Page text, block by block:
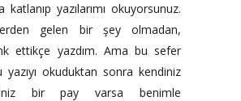
katlanıp yazılarımı okuyorsunuz.
gelen bir şey olmadan,
ettikçe yazdım. Ama bu sefer
yazıyı okuduktan sonra kendiniz
bir pay varsa benimle